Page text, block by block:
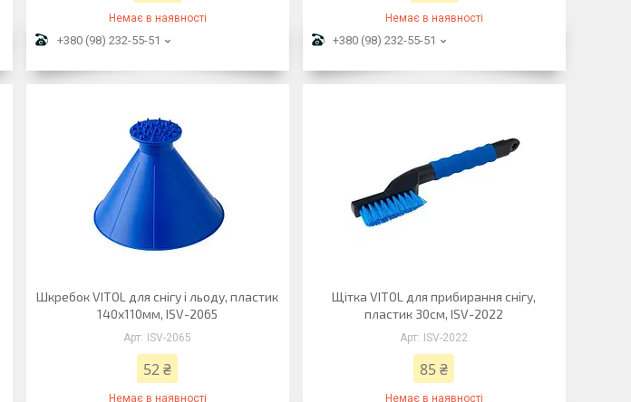
Немає в наявності
+380 (98) 232-55-51
Немає в наявності
+380 (98) 232-55-51
Шкребок VITOL для снігу і льоду, пластик
140x110мм, ISV-2065
ISV-2065
52 ₴
Немає в наявності
Щітка VITOL для прибирання снігу,
пластик 30см, ISV-2022
ISV-2022
85 ₴
Немає в наявності